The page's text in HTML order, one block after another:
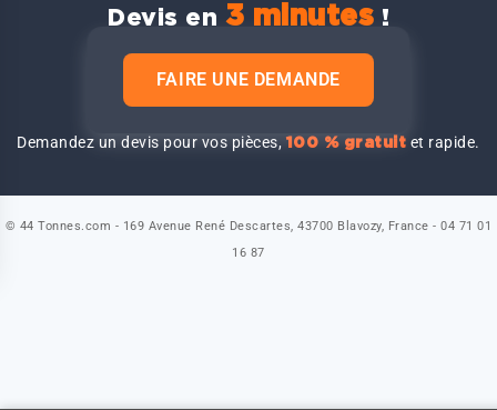
Devis en 3 minutes !
FAIRE UNE DEMANDE
Demandez un devis pour vos pièces,100 % gratuit et rapide.
© 44 Tonnes.com - 169 Avenue René Descartes, 43700 Blavozy, France - 04 71 01
16 87